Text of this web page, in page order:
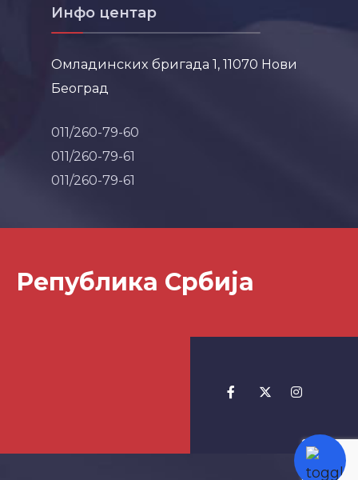
Инфо центар
Омладинских бригада 1, 11070 Нови
Београд
011/260-79-60
011/260-79-61
011/260-79-61
Република Србија